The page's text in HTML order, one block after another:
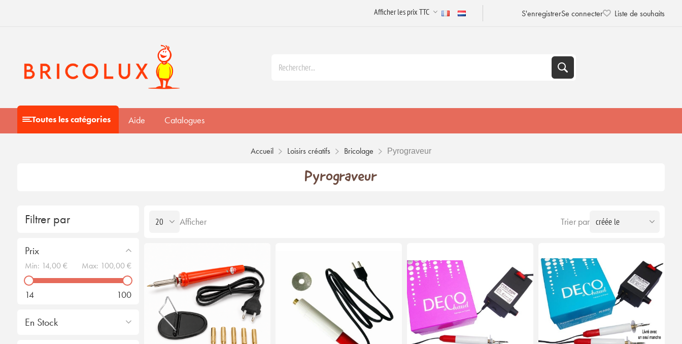
S'enregistrerSe connecter Liste de souhaits
Toutes les catégories Aide Catalogues
Accueil Loisirs créatifs Bricolage Pyrograveur
Filtrer par
Prix
Min: 14,00 € Max: 100,00 €
14 100
En Stock
Pyrograveur
Trier par
Afficher